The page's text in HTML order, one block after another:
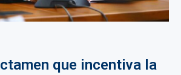
que incentiva la